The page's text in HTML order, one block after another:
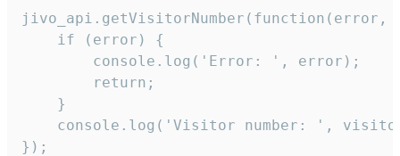
jivo_api.getVisitorNumber(function(error,
    if (error) {
        console.log('Error: ', error);
        return;
    }
console.log('Visitor number: ',
});